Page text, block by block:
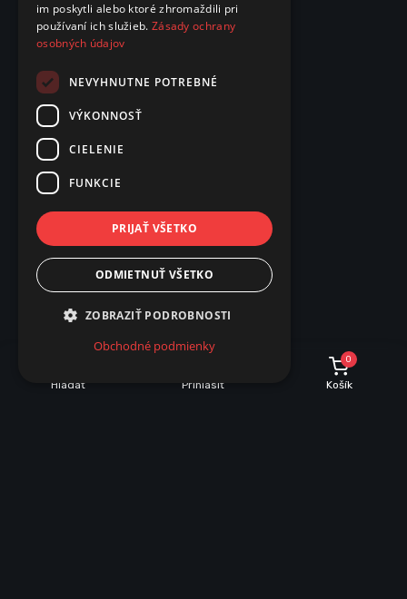
Hľadať Prihlásiť
0
Košík
im poskytli alebo ktoré zhromaždili pri
používaní ich služieb. Zásady ochrany
osobných údajov
NEVYHNUTNE POTREBNÉ
VÝKONNOSŤ
CIELENIE
FUNKCIE
PRIJAŤ VŠETKO
ODMIETNUŤ VŠETKO
ZOBRAZIŤ PODROBNOSTI
Obchodné podmienky